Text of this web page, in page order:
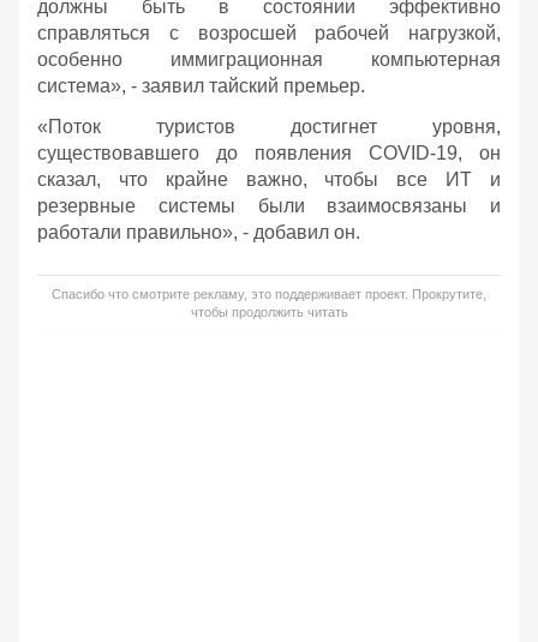
должны быть в состоянии эффективно
справляться с возросшей рабочей нагрузкой,
особенно иммиграционная компьютерная
система», - заявил тайский премьер.
«Поток туристов достигнет уровня,
существовавшего до появления COVID-19, он
сказал, что крайне важно, чтобы все ИТ и
резервные системы были взаимосвязаны и
работали правильно», - добавил он.
Спасибо что смотрите рекламу, это поддерживает проект. Прокрутите,
чтобы продолжить читать